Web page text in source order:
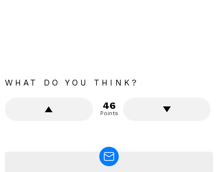
WHAT DO YOU THINK?
46
Points